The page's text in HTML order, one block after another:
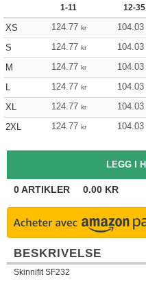
1-11 12-35
XS 124.77 kr 104.03
S
124.77 kr 104.03
M
124.77 kr 104.03
L
124.77 kr 104.03
XL
124.77 kr 104.03
2XL
124.77 kr 104.03
0ARTIKLER 0.00 KR
BESKRIVELSE
Skinnifit SF232